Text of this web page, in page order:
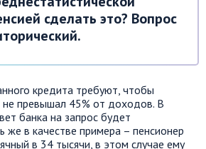
сделать это? Вопрос
кредита требуют, чтобы
превышал 45% от доходов. В
банка на запрос будет
же в качестве примера – пенсионер
в 34 тысячи, в этом случае ему